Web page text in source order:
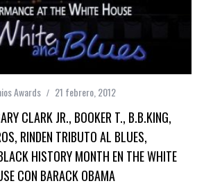
Awards 21 febrero, 2012
CLARK JR., BOOKER T., B.B.KING,
RINDEN TRIBUTO AL BLUES,
HISTORY MONTH EN THE WHITE
CON BARACK OBAMA